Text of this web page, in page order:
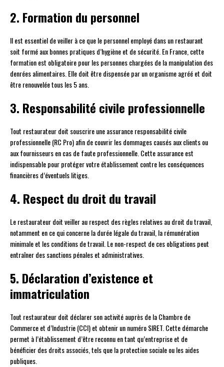
2. Formation du personnel
Il est essentiel de veiller à ce que le personnel employé dans un restaurant
soit formé aux bonnes pratiques d’hygiène et de sécurité. En France, cette
formation est obligatoire pour les personnes chargées de la manipulation des
denrées alimentaires. Elle doit être dispensée par un organisme agréé et doit
être renouvelée tous les 5 ans.
3. Responsabilité civile professionnelle
Tout restaurateur doit souscrire une assurance responsabilité civile
professionnelle (RC Pro) afin de couvrir les dommages causés aux clients ou
aux fournisseurs en cas de faute professionnelle. Cette assurance est
indispensable pour protéger votre établissement contre les conséquences
financières d’éventuels litiges.
4. Respect du droit du travail
Le restaurateur doit veiller au respect des règles relatives au droit du travail,
notamment en ce qui concerne la durée légale du travail, la rémunération
minimale et les conditions de travail. Le non-respect de ces obligations peut
entraîner des sanctions pénales et administratives.
5. Déclaration d’existence et
immatriculation
Tout restaurateur doit déclarer son activité auprès de la Chambre de
Commerce et d’Industrie (CCI) et obtenir un numéro SIRET. Cette démarche
permet à l’établissement d’être reconnu en tant qu’entreprise et de
bénéficier des droits associés, tels que la protection sociale ou les aides
publiques.